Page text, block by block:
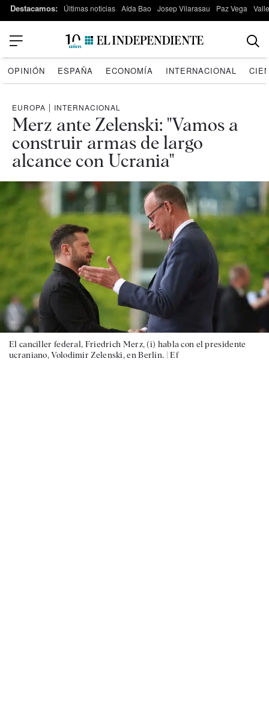
Destacamos: Últimas noticias Aída Bao Josep Vilarasau Paz Vega
OPINIÓN ESPAÑA ECONOMÍA INTERNACIONAL
EUROPA | INTERNACIONAL
Merz ante Zelenski: "Vamos a
construir armas de largo
alcance con Ucrania"
El canciller federal, Friedrich Merz, (i) habla con el presidente
ucraniano, Volodimir Zelenski, en Berlín. |Ef